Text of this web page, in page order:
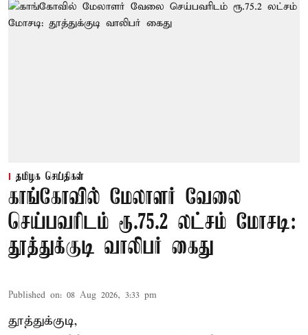
தமிழக செய்திகள்
காங்கோவில் மேலாளர் வேலை
செய்பவரிடம் ரூ.75.2 லட்சம் மோசடி:
தூத்துக்குடி வாலிபர் கைது
Published on: 08 Aug 2026, 3:33 pm
தூத்துக்குடி,